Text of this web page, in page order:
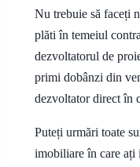
Nu trebuie să faceți
plăti în temeiul
dezvoltatorul de
primi dobânzi din
dezvoltator direct în
Puteți urmări toate
imobiliare în care